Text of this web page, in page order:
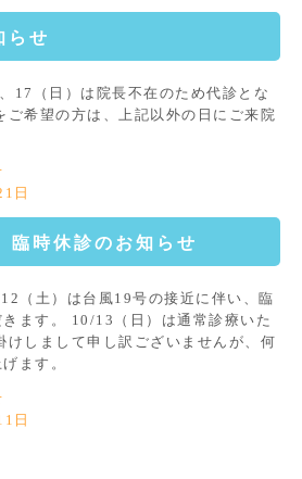
らせ
17（日）は院長不在のため代診とな
ご希望の方は、上記以外の日にご来院
日
臨時休診のお知らせ
（土）は台風19号の接近に伴い、臨
ます。 10/13（日）は通常診療いた
けしまして申し訳ございませんが、何
ます。
日